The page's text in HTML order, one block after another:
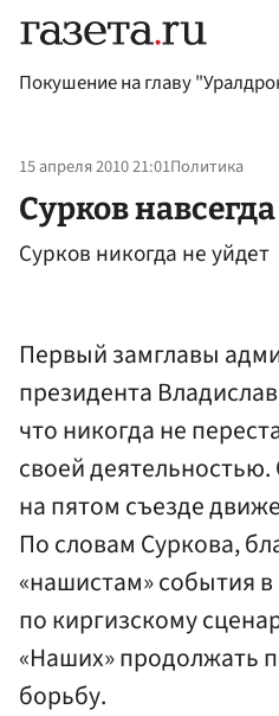
Покушение на главу
15 апреля 2010 21:01Политика
Сурков навсегда
Сурков никогда не уйдет
Первый замглавы
президента
что никогда не
своей
на пятом съезде
По словам Суркова,
«нашистам» события
по киргизскому
«Наших» продолжать
борьбу.